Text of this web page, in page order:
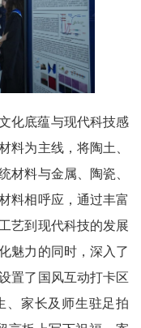
化底蕴与现代科技感
料为主线，将陶土、
材料与金属、陶瓷、
料相呼应，通过丰富
艺到现代科技的发展
魅力的同时，深入了
置了国风互动打卡区
、家长及师生驻足拍